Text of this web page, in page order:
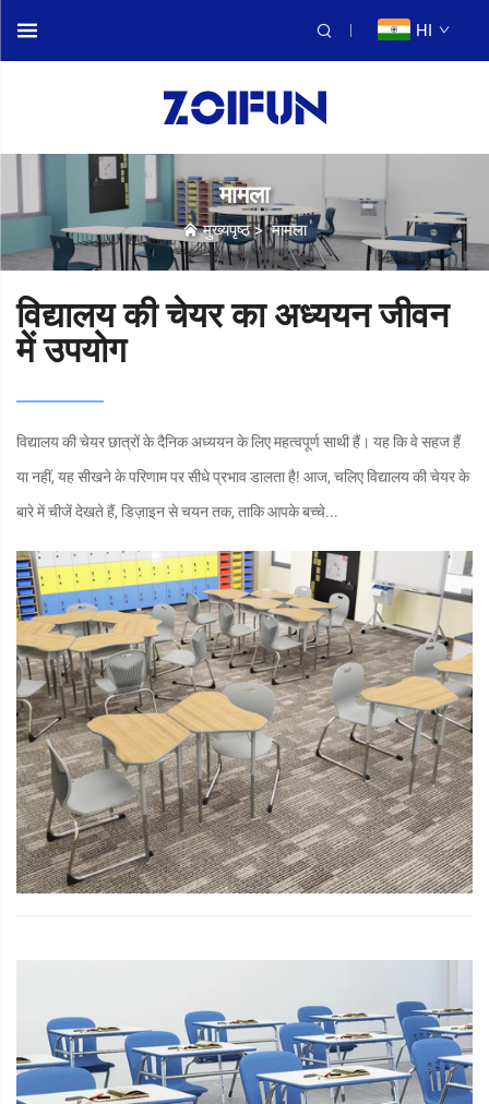
HI
मामला
मुख्यपृष्ठ>मामला
विद्यालय की चेयर का अध्ययन जीवन
में उपयोग
विद्यालय की चेयर छात्रों के दैनिक अध्ययन के लिए महत्वपूर्ण साथी हैं। यह कि वे सहज हैं
या नहीं, यह सीखने के परिणाम पर सीधे प्रभाव डालता है! आज, चलिए विद्यालय की चेयर के
बारे में चीजें देखते हैं, डिज़ाइन से चयन तक, ताकि आपके बच्चे...